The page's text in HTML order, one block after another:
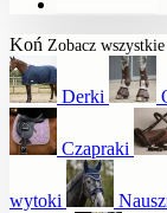
Koń Zobacz wszystkie
Derki
Czapraki
wytoki